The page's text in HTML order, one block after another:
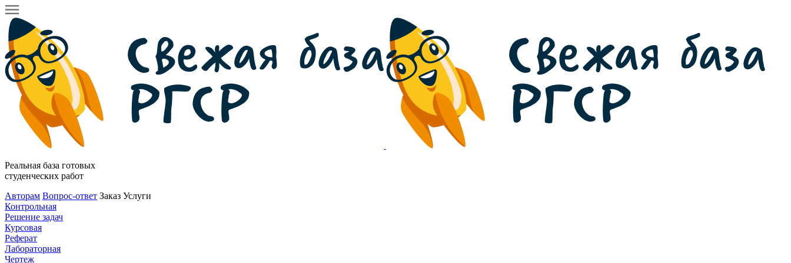
Реальная база готовых
студенческих работ
Авторам Вопрос-ответ Заказ Услуги
Контрольная
Решение задач
Курсовая
Реферат
Лабораторная
Чертеж